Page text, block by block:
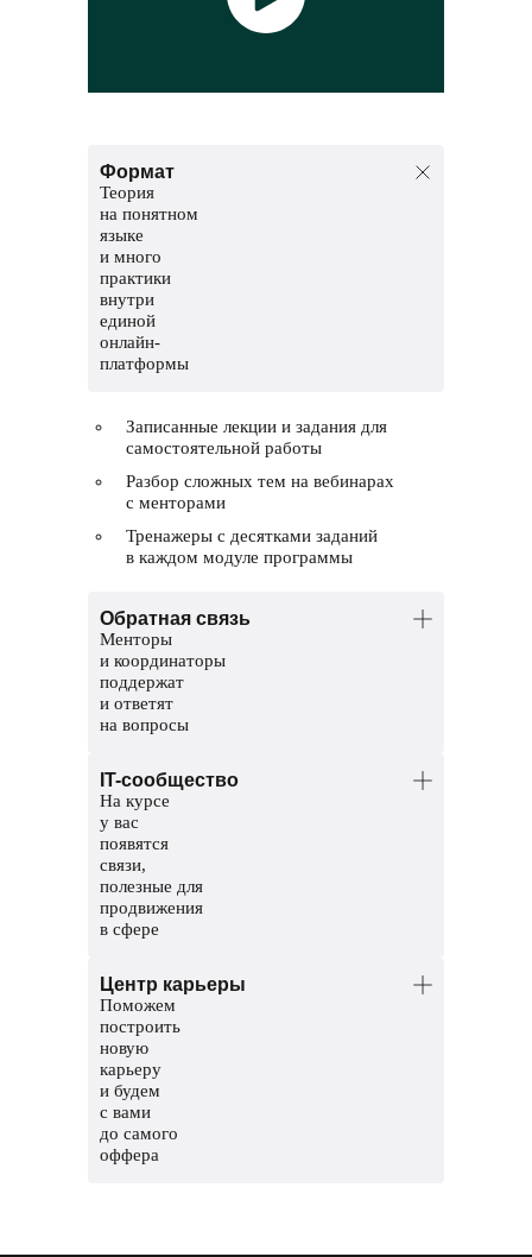
Формат
Теория
на понятном
языке
и много
практики
внутри
единой
онлайн-
платформы
Записанные лекции и задания для
самостоятельной работы
Разбор сложных тем на вебинарах
с менторами
Тренажеры с десятками заданий
в каждом модуле программы
Обратная связь
Менторы
и координаторы
поддержат
и ответят
на вопросы
Помогут разобраться в темах и
проверят домашние задания.
Координаторы — команда заботы
о студентах. Решат организационные
вопросы, поддержат и помогут пройти
обучение до конца.
IT-сообщество
На курсе
у вас
появятся
связи,
полезные для
продвижения
в сфере
с другими студентами
Чат с ментором, чтобы прояснить
непонятные темы и задания
Мероприятия и стажировки
с партнерами, чтобы наработать опыт
и показать свои скиллы работодателям
Центр карьеры
Поможем
построить
новую
карьеру
и будем
с вами
до самого
оффера